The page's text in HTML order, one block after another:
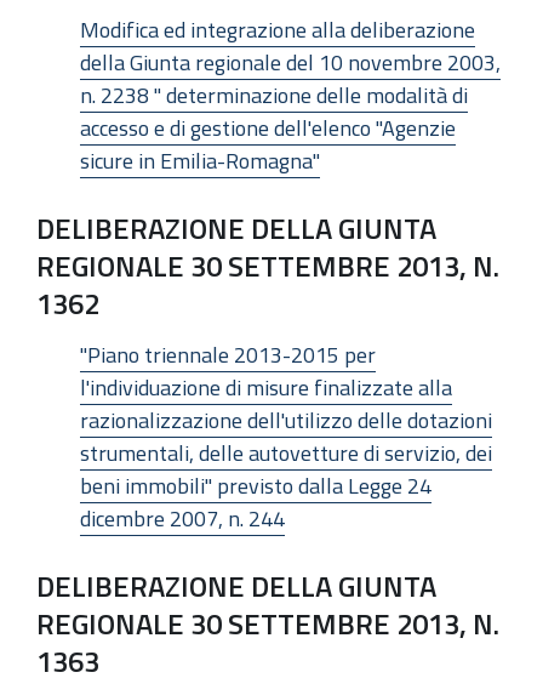
Modifica ed integrazione alla deliberazione
della Giunta regionale del 10 novembre 2003,
n. 2238 " determinazione delle modalità di
accesso e di gestione dell'elenco "Agenzie
sicure in Emilia-Romagna"
DELIBERAZIONE DELLA GIUNTA
REGIONALE 30 SETTEMBRE 2013, N.
1362
"Piano triennale 2013-2015 per
l'individuazione di misure finalizzate alla
razionalizzazione dell'utilizzo delle dotazioni
strumentali, delle autovetture di servizio, dei
beni immobili" previsto dalla Legge 24
dicembre 2007, n. 244
DELIBERAZIONE DELLA GIUNTA
REGIONALE 30 SETTEMBRE 2013, N.
1363